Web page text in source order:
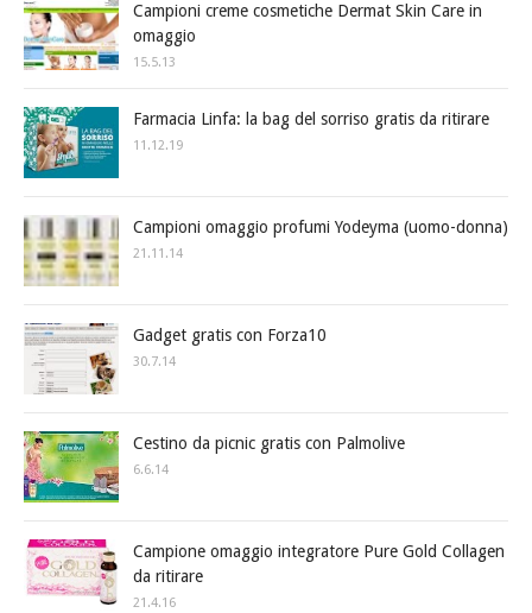
Campioni creme cosmetiche Dermat Skin Care in
omaggio
15.5.13
Farmacia Linfa: la bag del sorriso gratis da ritirare
11.12.19
Campioni omaggio profumi Yodeyma (uomo-donna)
21.11.14
Gadget gratis con Forza10
30.7.14
Cestino da picnic gratis con Palmolive
6.6.14
Campione omaggio integratore Pure Gold Collagen
da ritirare
21.4.16